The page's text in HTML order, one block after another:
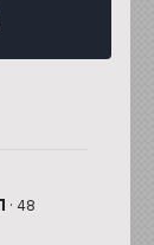
· 48